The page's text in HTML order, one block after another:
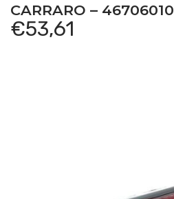
CARRARO – 46706010
€53,61